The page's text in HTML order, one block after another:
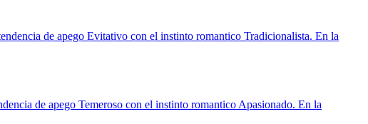
de apego Evitativo con el instinto romantico Tradicionalista. En la
de apego Temeroso con el instinto romantico Apasionado. En la